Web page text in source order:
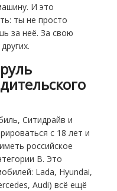
И это
ты не просто
за неё. За свою
Ситидрайв и
с 18 лет и
российское
B. Это
Lada, Hyundai,
Audi) всё ещё